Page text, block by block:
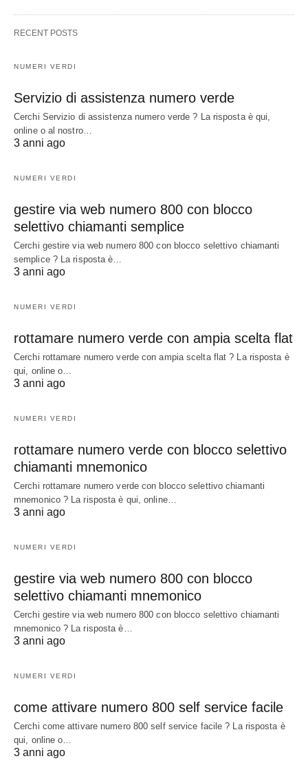
RECENT POSTS
NUMERI VERDI
Servizio di assistenza numero verde
Cerchi Servizio di assistenza numero verde ? La risposta è qui,
online o al nostro…
3 anni ago
NUMERI VERDI
gestire via web numero 800 con blocco
selettivo chiamanti semplice
Cerchi gestire via web numero 800 con blocco selettivo chiamanti
semplice ? La risposta è…
3 anni ago
NUMERI VERDI
rottamare numero verde con ampia scelta flat
Cerchi rottamare numero verde con ampia scelta flat ? La risposta è
qui, online o…
3 anni ago
NUMERI VERDI
rottamare numero verde con blocco selettivo
chiamanti mnemonico
Cerchi rottamare numero verde con blocco selettivo chiamanti
mnemonico ? La risposta è qui, online…
3 anni ago
NUMERI VERDI
gestire via web numero 800 con blocco
selettivo chiamanti mnemonico
Cerchi gestire via web numero 800 con blocco selettivo chiamanti
mnemonico ? La risposta è…
3 anni ago
NUMERI VERDI
come attivare numero 800 self service facile
Cerchi come attivare numero 800 self service facile ? La risposta è
qui, online o…
3 anni ago